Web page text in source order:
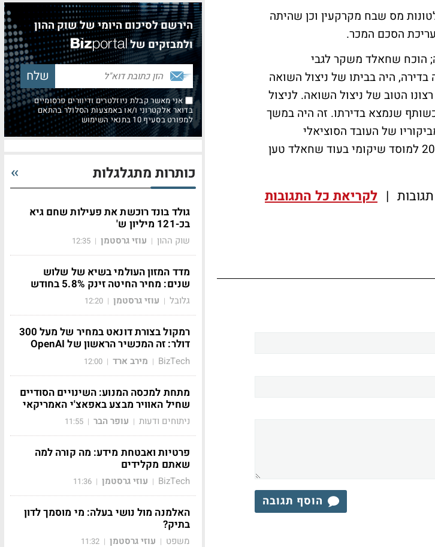
מס שבח מקרקעין וכן שהיתה
הסכם המכר.
הוכח שחאלד משקר לגבי
היה בביתו של ניצול השואה
הטוב של ניצול השואה. לניצול
שנמצא בדירתו. זה היה במשך
של העובד הסוציאלי
ומהשיחות עם ניצול השואה. מעבר לכך, המנוח, עזב את דירתו ב-2017 למוסד שיקומי בעוד שחאלד טען
| לקריאת כל התגובות
הוסף תגובה
הירשם לסיכום היומי של שוק ההון
ולמבזקים של
אני מאשר קבלת ניוזלטרים ודיוורים פרסומיים
בדואר אלקטרוני ו/או באמצעות הסלולר בהתאם
למפורט בסעיף 10 בתנאי השימוש
כותרות מתגלגלות
גולד בונד רוכשת את פעילות שחם גיא
בכ-121 מיליון ש'
שוק ההון | עוזי גרסטמן |
12:35
מדד המזון העולמי בשיא של שלוש
שנים: מחיר החיטה זינק 5.8% בחודש
גלובל | עוזי גרסטמן |
12:20
רמקול בצורת דונאט במחיר של מעל 300
דולר: זה המכשיר הראשון של OpenAI
BizTech
| מירב ארד |
12:00
מתחת למכסה המנוע: השינויים הסודיים
שחיל האוויר מבצע באפאצ'י האמריקאי
ניתוחים ודעות | עופר הבר |
11:55
פרטיות ואבטחת מידע: מה קורה למה
שאתם מקלידים
BizTech
| עוזי גרסטמן |
11:36
האלמנה מול נושי בעלה: מי מוסמך לדון
בתיק?
משפט | עוזי גרסטמן |
11:32